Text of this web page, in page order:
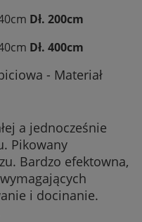
Dł. 200cm
Dł. 400cm
- Materiał
a jednocześnie
Pikowany
Bardzo efektowna,
i docinanie.